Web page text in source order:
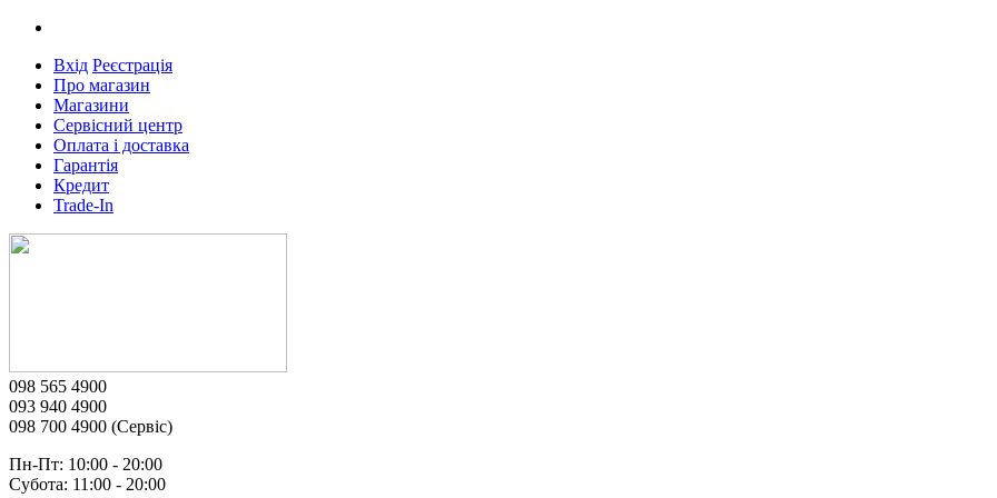
Вхід Реєстрація
Про магазин
Магазини
Сервісний центр
Оплата і доставка
Гарантія
Кредит
Trade-In
098 565 4900
093 940 4900
098 700 4900 (Сервіс)
Пн-Пт: 10:00 - 20:00
Субота: 11:00 - 20:00